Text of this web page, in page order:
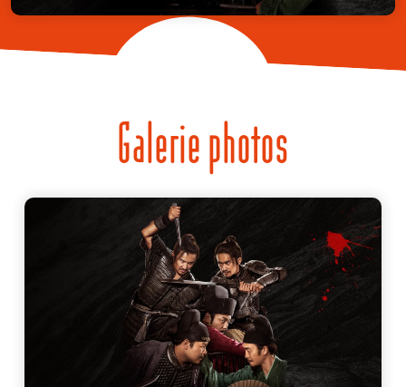
Galerie photos